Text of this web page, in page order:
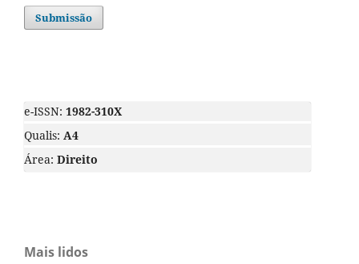
Submissão
e-ISSN: 1982-310X
Qualis: A4
Área: Direito
Mais lidos